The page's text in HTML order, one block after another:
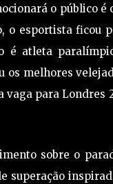
o público
o esportista ficou
é atleta
os melhores
para Londres
sobre o
superação